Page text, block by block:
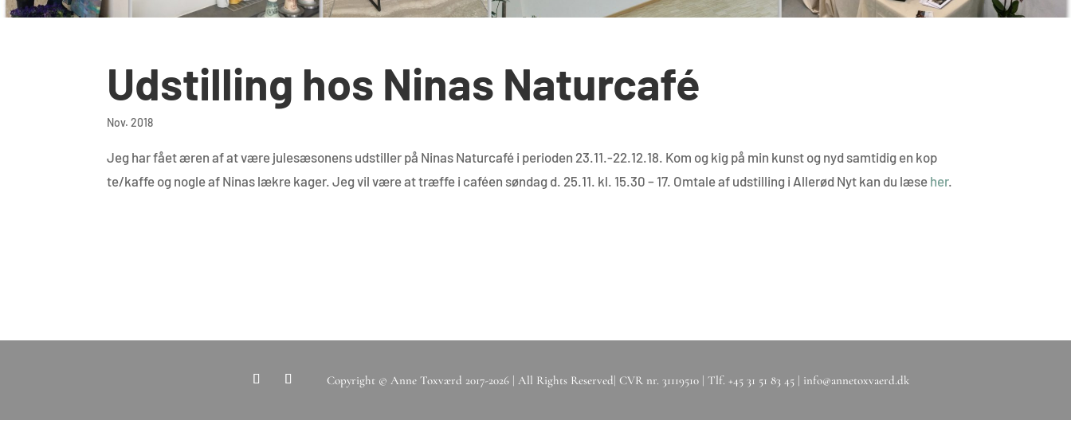
Udstilling hos Ninas Naturcafé
Nov. 2018
Jeg har fået æren af at være julesæsonens udstiller på Ninas Naturcafé i perioden 23.11.-22.12.18. Kom og kig på min kunst og nyd samtidig en kop
te/kaffe og nogle af Ninas lækre kager. Jeg vil være at træffe i caféen søndag d. 25.11. kl. 15.30 – 17. Omtale af udstilling i Allerød Nyt kan du læse her.
Copyright © Anne Toxværd 2017-2026 | All Rights Reserved| CVR nr. 31119510 | Tlf. +45 31 51 83 45 | info@annetoxvaerd.dk